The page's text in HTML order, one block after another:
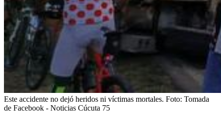
Este accidente no dejó heridos ni víctimas mortales. Foto: Tomada
de Facebook - Noticias Cúcuta 75